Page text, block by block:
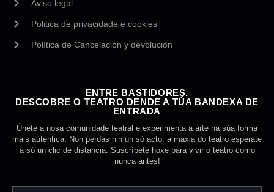
Aviso legal
Politica de privacidade e cookies
Política de Cancelación y devolución
ENTRE BASTIDORES.
DESCOBRE O TEATRO DENDE A TÚA BANDEXA DE
ENTRADA
Únete a nosa comunidade teatral e experimenta a arte na súa forma
máis auténtica. Non perdas nin un só acto: a maxia do teatro espérate
a só un clic de distancia. Suscríbete hoxe para vivir o teatro como
nunca antes!